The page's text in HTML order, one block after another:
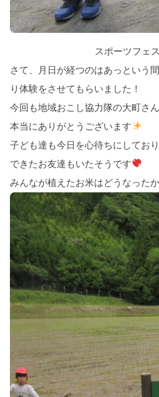
スポーツフェ
さて、月日が経つのはあっという
り体験をさせてもらいました！
今回も地域おこし協力隊の大町さ
本当にありがとうございます
子ども達も今日を心待ちにしてお
できたお友達もいたそうです
みんなが植えたお米はどうなった